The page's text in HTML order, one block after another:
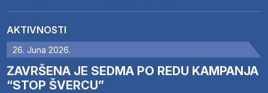
AKTIVNOSTI
26. Juna 2026.
ZAVRŠENA JE SEDMA PO REDU KAMPANJA
“STOP ŠVERCU”